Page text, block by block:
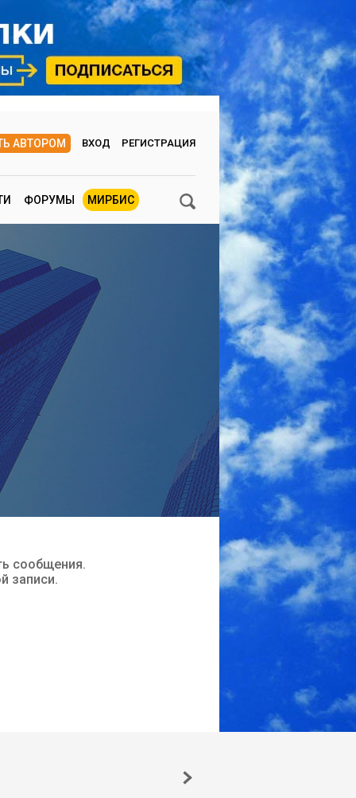
АВТОРОМ ВХОД РЕГИСТРАЦИЯ
ФОРУМЫ МИРБИС
сообщения.
записи.